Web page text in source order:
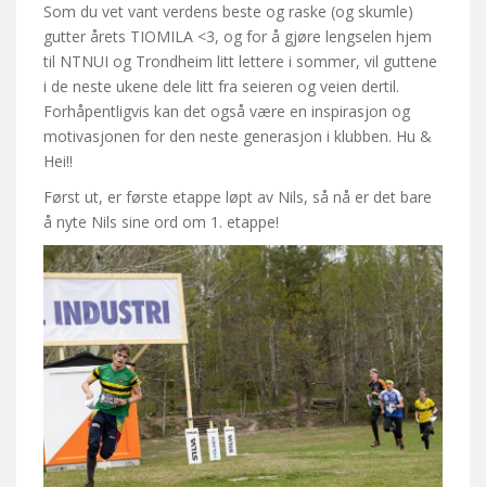
Som du vet vant verdens beste og raske (og skumle)
gutter årets TIOMILA <3, og for å gjøre lengselen hjem
til NTNUI og Trondheim litt lettere i sommer, vil guttene
i de neste ukene dele litt fra seieren og veien dertil.
Forhåpentligvis kan det også være en inspirasjon og
motivasjonen for den neste generasjon i klubben. Hu &
Hei!!
Først ut, er første etappe løpt av Nils, så nå er det bare
å nyte Nils sine ord om 1. etappe!